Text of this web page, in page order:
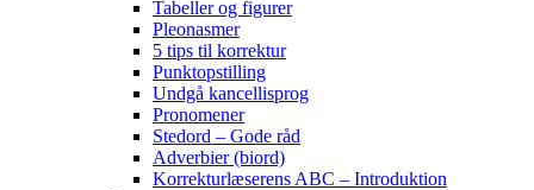
Tabeller og figurer
Pleonasmer
5 tips til korrektur
Punktopstilling
Undgå kancellisprog
Pronomener
Stedord – Gode råd
Adverbier (biord)
Korrekturlæserens ABC – Introduktion